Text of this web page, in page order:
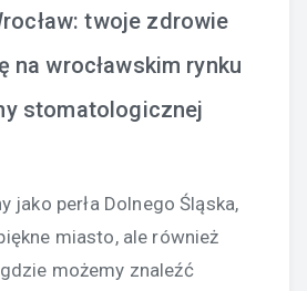
twoje zdrowie
na wrocławskim rynku
stomatologicznej
jako perła Dolnego Śląska,
miasto, ale również
możemy znaleźć